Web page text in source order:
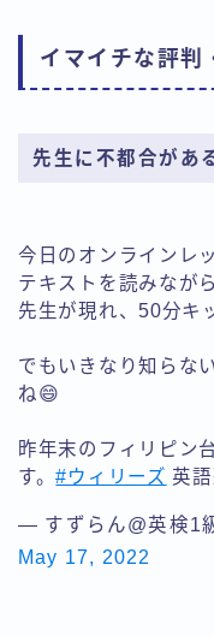
イマイチな評判
先生に不都合があ
今日のオンラインレ
テキストを読みなが
先生が現れ、50分キ
でもいきなり知らな
ね😄
昨年末のフィリピン
す。#ウィリーズ 英
— すずらん@英検1
May 17, 2022